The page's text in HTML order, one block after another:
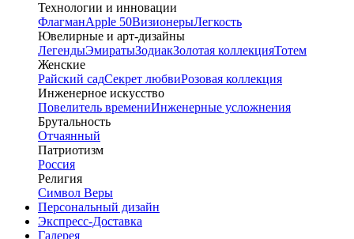
Технологии и инновации
ФлагманApple 50ВизионерыЛегкость
Ювелирные и арт-дизайны
ЛегендыЭмиратыЗодиакЗолотая коллекцияТотем
Женские
Райский садСекрет любвиРозовая коллекция
Инженерное искусство
Повелитель времениИнженерные усложнения
Брутальность
Отчаянный
Патриотизм
Россия
Религия
Символ Веры
Персональный дизайн
Экспресс-Доставка
Галерея